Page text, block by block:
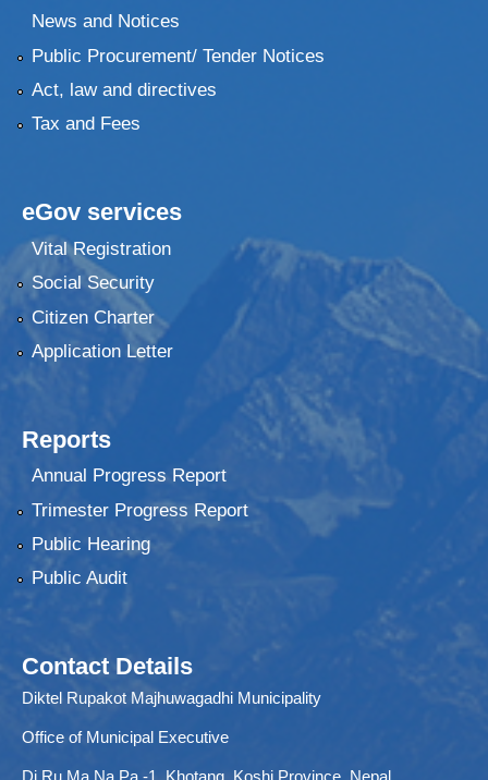
News and Notices
Public Procurement/ Tender Notices
Act, law and directives
Tax and Fees
eGov services
Vital Registration
Social Security
Citizen Charter
Application Letter
Reports
Annual Progress Report
Trimester Progress Report
Public Hearing
Public Audit
Contact Details
Diktel Rupakot Majhuwagadhi Municipality
Office of Municipal Executive